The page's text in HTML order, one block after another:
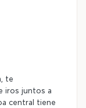
te
iros juntos a
central tiene